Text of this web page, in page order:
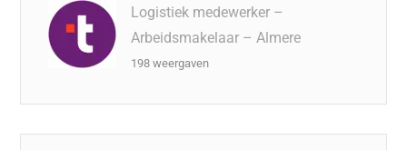
Logistiek medewerker –
Arbeidsmakelaar – Almere
198 weergaven